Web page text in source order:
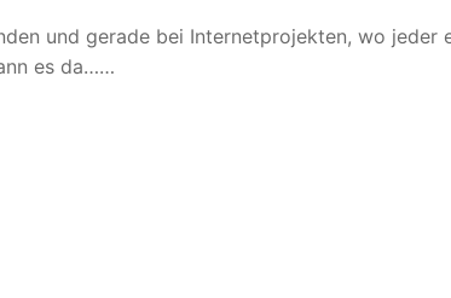
und gerade bei Internetprojekten, wo jeder
es da……